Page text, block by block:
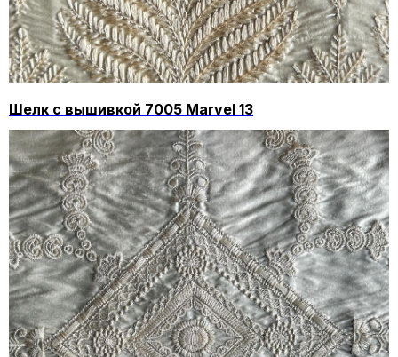
Шелк с вышивкой 7005 Marvel 13